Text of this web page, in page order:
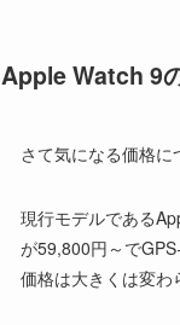
Apple Watch 9
さて気になる価格に
現行モデルである
が59,800円～で
価格は大きくは変わ